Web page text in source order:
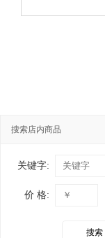
搜索店内商品
关键字:
价 格:
搜索